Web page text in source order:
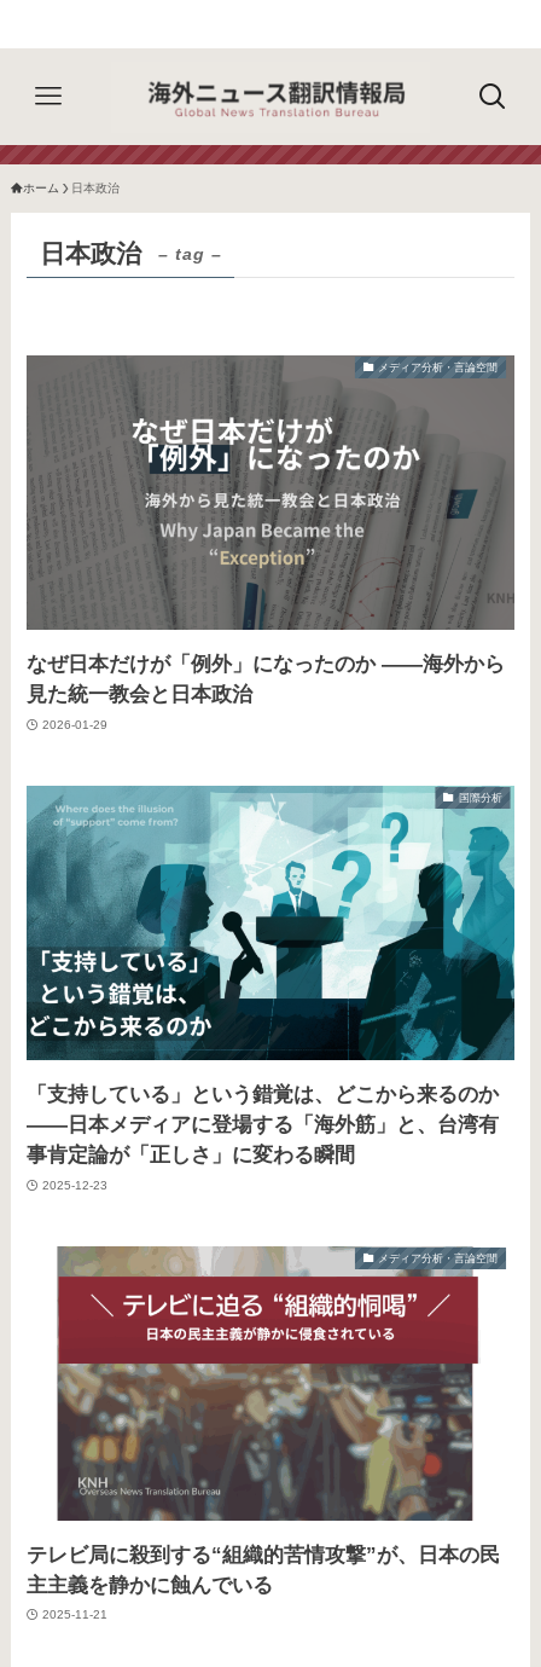
ホーム 日本政治
日本政治 – tag –
メディア分析・言論空間
なぜ日本だけが「例外」になったのか ――海外から
見た統一教会と日本政治
2026-01-29
国際分析
「支持している」という錯覚は、どこから来るのか
――日本メディアに登場する「海外筋」と、台湾有
事肯定論が「正しさ」に変わる瞬間
2025-12-23
メディア分析・言論空間
テレビ局に殺到する“組織的苦情攻撃”が、日本の民
主主義を静かに蝕んでいる
2025-11-21